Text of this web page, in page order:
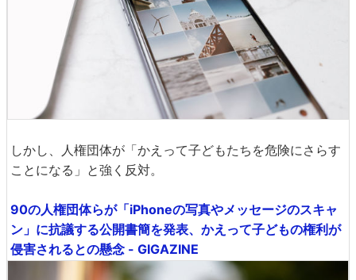
しかし、人権団体が「かえって子どもたちを危険にさらす
ことになる」と強く反対。
90の人権団体らが「iPhoneの写真やメッセージのスキャ
ン」に抗議する公開書簡を発表、かえって子どもの権利が
侵害されるとの懸念 - GIGAZINE